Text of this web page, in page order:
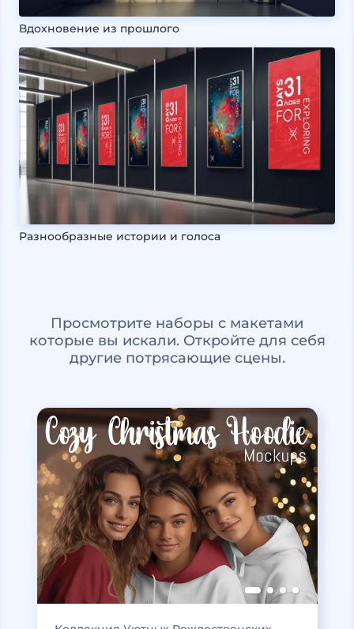
Вдохновение из прошлого
Разнообразные истории и голоса
Просмотрите наборы с макетами
которые вы искали. Откройте для себя
другие потрясающие сцены.